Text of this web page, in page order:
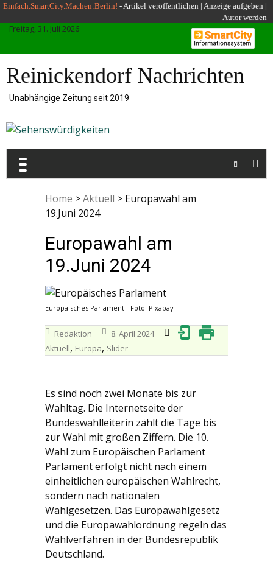
Skip
to
content
Einfach.SmartCity.Machen:Berlin! -Artikel veröffentlichen | Anzeige aufgeben |
Autor werden
Freitag, 31. Juli 2026
Reinickendorf Nachrichten
Unabhängige Zeitung seit 2019
Home >Aktuell > Europawahl am
19.Juni 2024
Europawahl am
19.Juni 2024
Europäisches Parlament - Foto: Pixabay
Redaktion
8. April 2024
Aktuell, Europa, Slider
Es sind noch zwei Monate bis zur
Wahltag. Die Internetseite der
Bundeswahlleiterin zählt die Tage bis
zur Wahl mit großen Ziffern. Die 10.
Wahl zum Europäischen Parlament
Parlament erfolgt nicht nach einem
einheitlichen europäischen Wahlrecht,
sondern nach nationalen
Wahlgesetzen. Das Europawahlgesetz
und die Europawahlordnung regeln das
Wahlverfahren in der Bundesrepublik
Deutschland.